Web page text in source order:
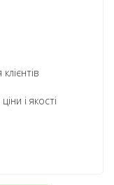
і якості